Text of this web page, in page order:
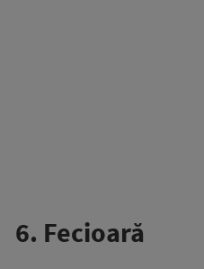
6. Fecioară